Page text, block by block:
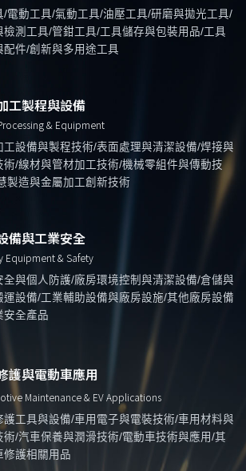
/電動工具/氣動工具/油壓工具/研磨與拋光工具/
檢測工具/管鉗工具/工具儲存與包裝用品/工具
配件/創新與多用途工具
工製程與設備
& Equipment
工設備與製程技術/表面處理與清潔設備/焊接與
術/線材與管材加工技術/機械零組件與傳動技
製造與金屬加工創新技術
備與工業安全
Equipment & Safety
全與個人防護/廠房環境控制與清潔設備/倉儲與
運設備/工業輔助設備與廠房設施/其他廠房設備
安全產品
護與電動車應用
Maintenance & EV Applications
護工具與設備/車用電子與電裝技術/車用材料與
術/汽車保養與潤滑技術/電動車技術與應用/其
修護相關用品